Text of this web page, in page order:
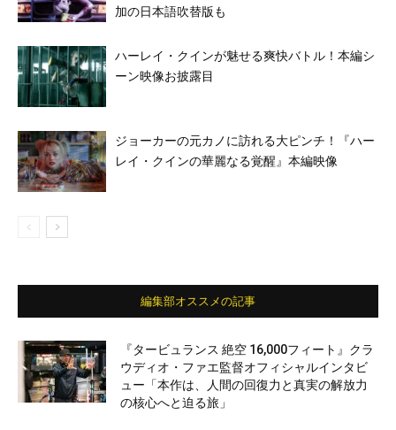
加の日本語吹替版も
ハーレイ・クインが魅せる爽快バトル！本編シ
ーン映像お披露目
ジョーカーの元カノに訪れる大ピンチ！『ハー
レイ・クインの華麗なる覚醒』本編映像
編集部オススメの記事
『タービュランス 絶空 16,000フィート』クラ
ウディオ・ファエ監督オフィシャルインタビ
ュー「本作は、人間の回復力と真実の解放力
の核心へと迫る旅」